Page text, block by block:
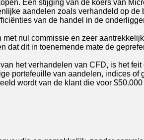
Een stijging van de koers van
aandelen zoals verhandeld op
van de handel in de
nul commissie en zeer
dat dit in toenemende mate de
het verhandelen van CFD, is het
portefeuille van aandelen, indices
wordt van de klant die voor